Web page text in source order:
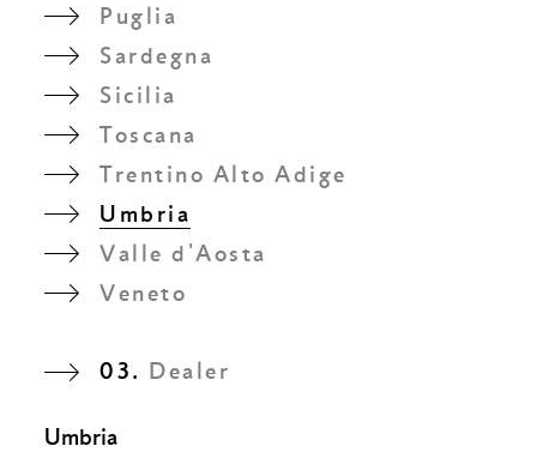
Puglia
Sardegna
Sicilia
Toscana
Trentino Alto Adige
Umbria
Valle d'Aosta
Veneto
03. Dealer
Umbria